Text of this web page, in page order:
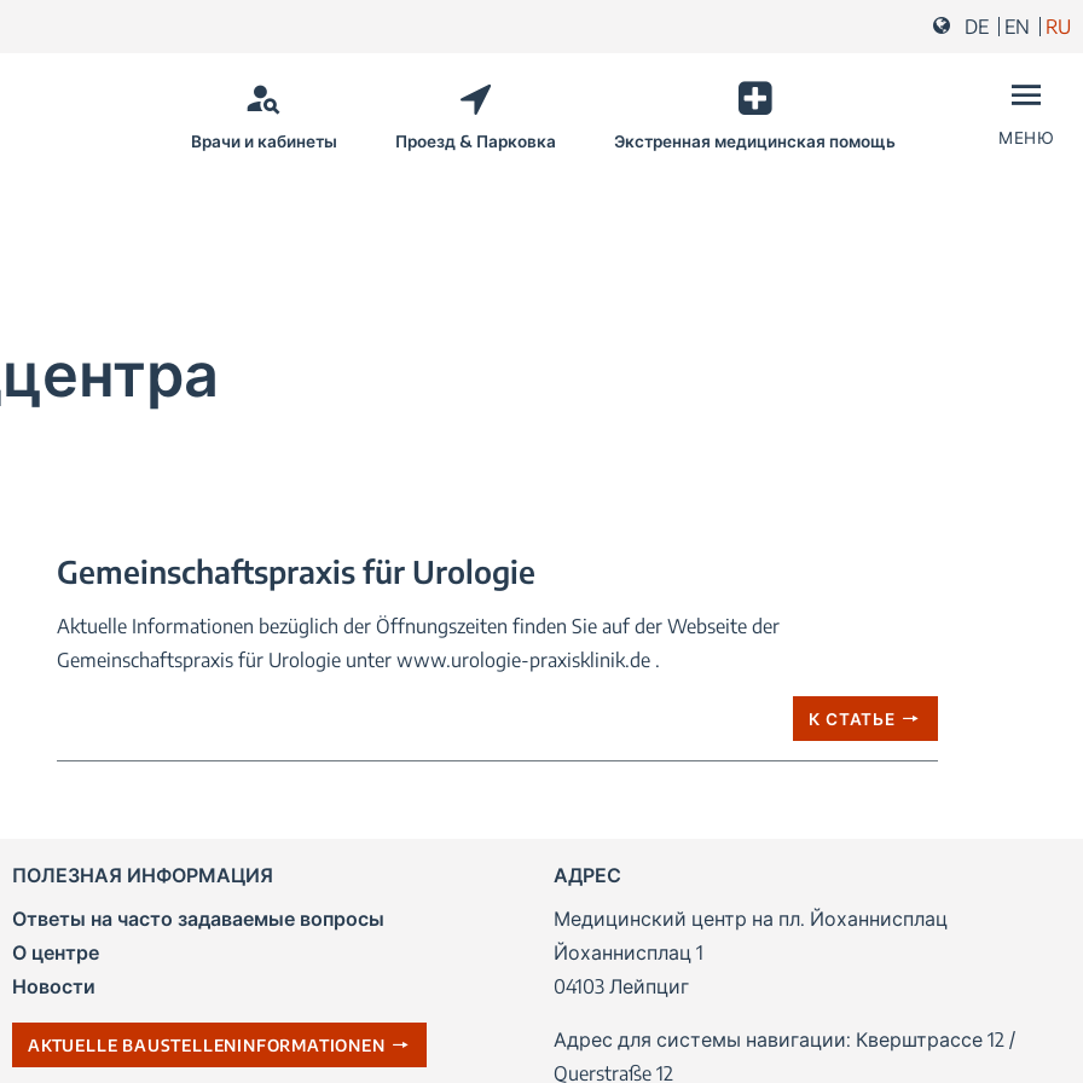
DE EN RU
Врачи и кабинеты Проезд & Парковка Экстренная медицинская помощь МЕНЮ
Gemeinschaftspraxis für Urologie
Aktuelle Informationen bezüglich der Öffnungszeiten finden Sie auf der Webseite der
Gemeinschaftspraxis für Urologie unter www.urologie-praxisklinik.de .
К СТАТЬЕ
ПОЛЕЗНАЯ ИНФОРМАЦИЯ
Ответы на часто задаваемые вопросы
О центре
Новости
AKTUELLE BAUSTELLENINFORMATIONEN
АДРЕС
Медицинский центр на пл. Йоханнисплац
Йоханнисплац 1
04103 Лейпциг
Адрес для системы навигации: Кверштрассе 12 /
Querstraße 12